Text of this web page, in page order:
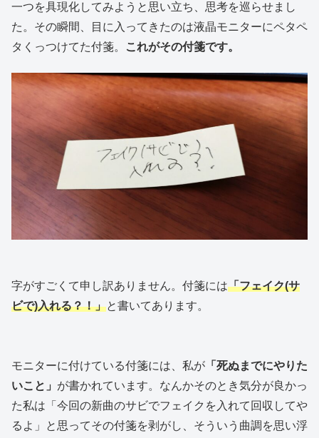
一つを具現化してみようと思い立ち、思考を巡らせまし
た。その瞬間、目に入ってきたのは液晶モニターにペタペ
タくっつけてた付箋。
これがその付箋です。
字がすごくて申し訳ありません。付箋には「フェイク(サ
ビで)入れる？！」と書いてあります。
モニターに付けている付箋には、私が 「死ぬまでにやりた
いこと」 が書かれています。なんかそのとき気分が良かっ
た私は「今回の新曲のサビでフェイクを入れて回収してや
るよ」と思ってその付箋を剥がし、そういう曲調を思い浮